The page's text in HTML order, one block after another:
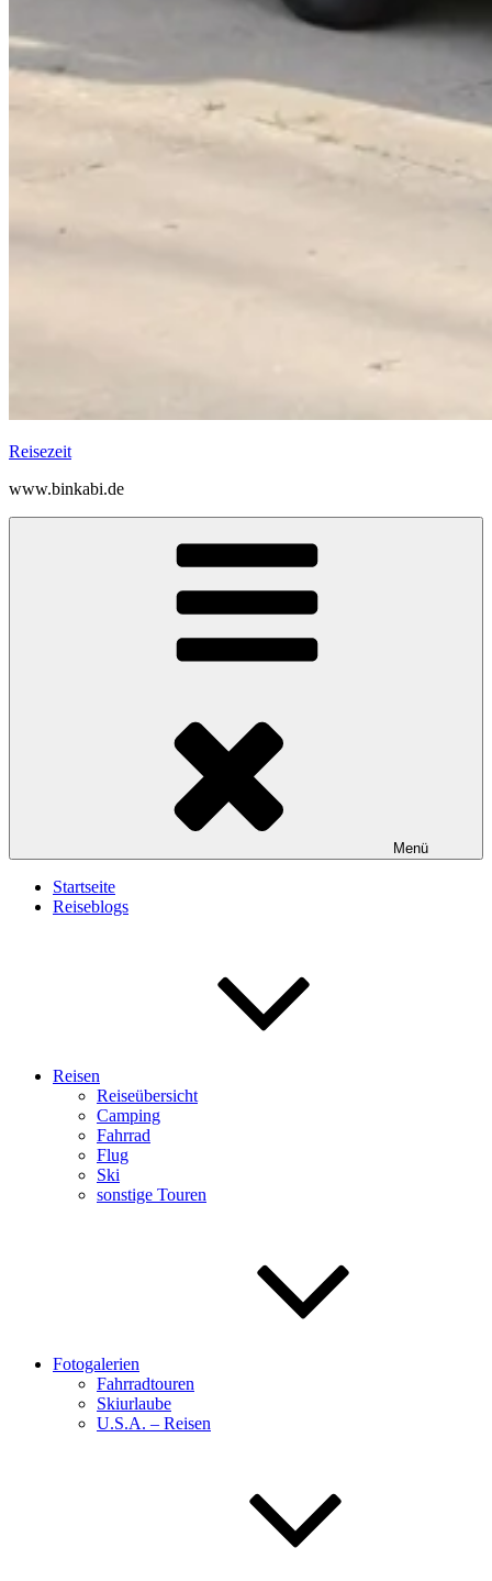
Reisezeit
www.binkabi.de
Menü
Startseite
Reiseblogs
Reisen
Reiseübersicht
Camping
Fahrrad
Flug
Ski
sonstige Touren
Fotogalerien
Fahrradtouren
Skiurlaube
U.S.A. – Reisen